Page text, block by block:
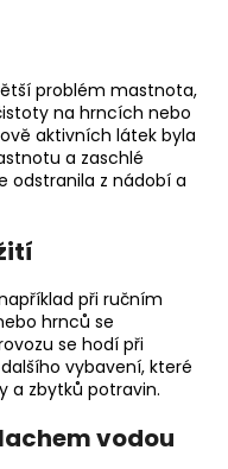
problém mastnota,
na hrncích nebo
aktivních látek byla
a zaschlé
odstranila z nádobí a
při ručním
hrnců se
se hodí při
vybavení, které
a zbytků potravin.
vodou